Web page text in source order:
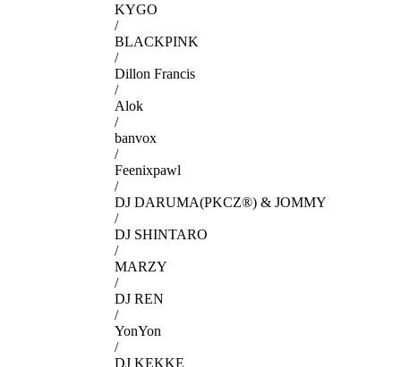
KYGO
/
BLACKPINK
/
Dillon Francis
/
Alok
/
banvox
/
Feenixpawl
/
DJ DARUMA(PKCZ®) & JOMMY
/
DJ SHINTARO
/
MARZY
/
DJ REN
/
YonYon
/
DJ KEKKE